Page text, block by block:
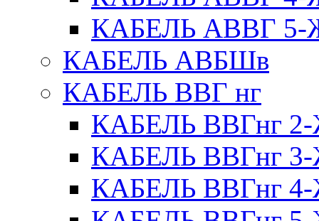
КАБЕЛЬ АВВГ
КАБЕЛЬ АВБШв
КАБЕЛЬ ВВГ нг
КАБЕЛЬ ВВГнг
КАБЕЛЬ ВВГнг
КАБЕЛЬ ВВГнг